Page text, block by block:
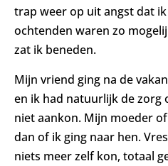
trap weer op uit angst dat
ochtenden waren zo
zat ik beneden.
Mijn vriend ging na de
en ik had natuurlijk de zorg
niet aankon. Mijn moeder
dan of ik ging naar hen.
niets meer zelf kon, totaal